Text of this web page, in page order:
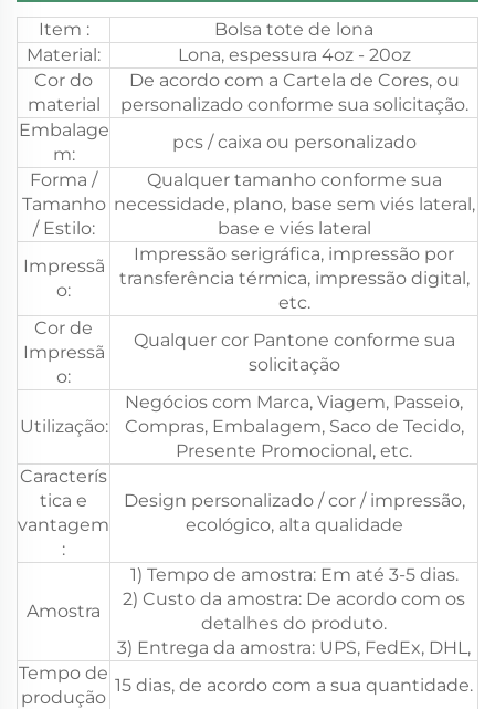
Item :
Bolsa tote de lona
Material:
Lona, espessura 4oz - 20oz
Cor do
material
De acordo com a Cartela de Cores, ou
personalizado conforme sua solicitação.
Embalage
m:
pcs / caixa ou personalizado
Forma /
Tamanho
/ Estilo:
Qualquer tamanho conforme sua
necessidade, plano, base sem viés lateral,
base e viés lateral
Impressã
o:
Impressão serigráfica, impressão por
transferência térmica, impressão digital,
etc.
Cor de
Impressã
o:
Qualquer cor Pantone conforme sua
solicitação
Utilização:
Negócios com Marca, Viagem, Passeio,
Compras, Embalagem, Saco de Tecido,
Presente Promocional, etc.
Caracterís
tica e
vantagem
:
Design personalizado / cor / impressão,
ecológico, alta qualidade
Amostra
1) Tempo de amostra: Em até 3-5 dias.
2) Custo da amostra: De acordo com os
detalhes do produto.
3) Entrega da amostra: UPS, FedEx, DHL,
Tempo de
produção
15 dias, de acordo com a sua quantidade.